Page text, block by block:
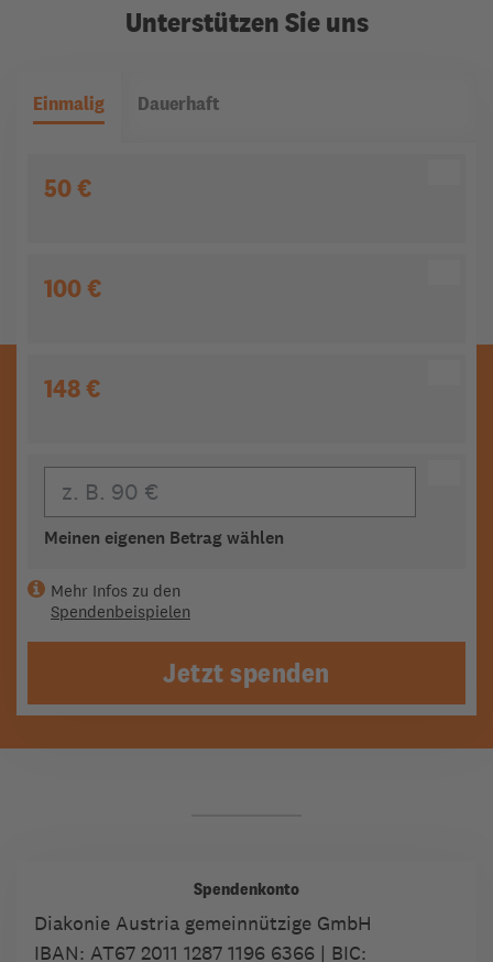
Unterstützen Sie uns
Einmalig Dauerhaft
50 €
100 €
148 €
Meinen eigenen Betrag wählen
Mehr Infos zu den
Spendenbeispielen
Jetzt spenden
Spendenkonto
Diakonie Austria gemeinnützige GmbH
IBAN: AT67 2011 1287 1196 6366 | BIC: